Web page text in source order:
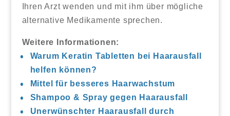
Ihren Arzt wenden und mit ihm über mögliche
alternative Medikamente sprechen.
Weitere Informationen:
Warum Keratin Tabletten bei Haarausfall
helfen können?
Mittel für besseres Haarwachstum
Shampoo & Spray gegen Haarausfall
Unerwünschter Haarausfall durch